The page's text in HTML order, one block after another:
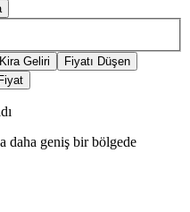
Kira Geliri
Fiyatı Düşen
daha geniş bir bölgede